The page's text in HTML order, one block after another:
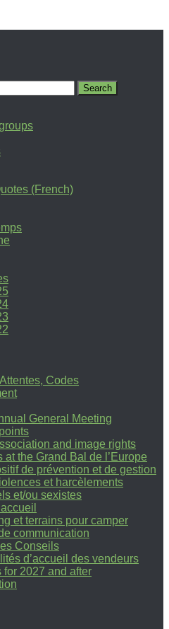
(French)
Codes
General Meeting
and image rights
at the Grand Bal de l’Europe
de prévention et de gestion
et harcèlements
et/ou sexistes
et terrains pour camper
communication
Conseils
d’accueil des vendeurs
for 2027 and after